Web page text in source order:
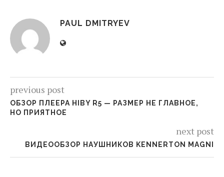
PAUL DMITRYEV
previous post
ОБЗОР ПЛЕЕРА HIBY R5 — РАЗМЕР НЕ ГЛАВНОЕ,
НО ПРИЯТНОЕ
next post
ВИДЕООБЗОР НАУШНИКОВ KENNERTON MAGNI